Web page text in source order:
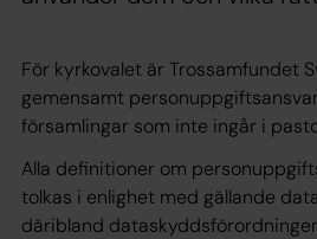
För kyrkovalet är Trossamfundet
gemensamt
församlingar som inte ingår i
Alla definitioner om
tolkas i enlighet med gällande
däribland